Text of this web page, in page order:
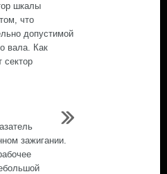
шкалы
что
допустимой
вала. Как
сектор
зажигании.